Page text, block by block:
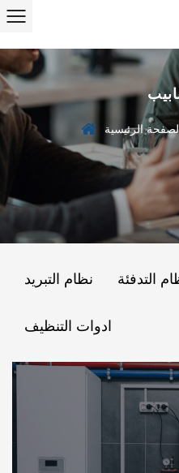
الرئيسية
نظام التبريد التدفئة
ادوات التنظيف